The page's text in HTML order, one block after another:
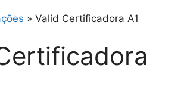
» Valid Certificadora A1